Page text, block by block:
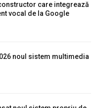
care integrează
vocal de la Google
noul sistem multimedia